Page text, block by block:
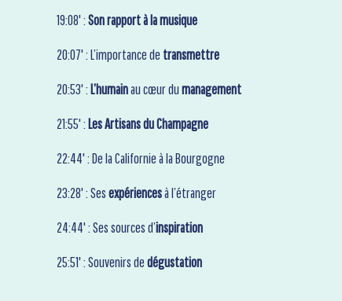
19:08' :Son rapport à la musique
20:07' : L’importance de transmettre
20:53' : L’humainau cœur dumanagement
21:55' : Les Artisans du Champagne
22:44' : De la Californie à la Bourgogne
23:28' : Sesexpériencesà l’étranger
24:44' : Ses sources d’inspiration
25:51' : Souvenirs dedégustation